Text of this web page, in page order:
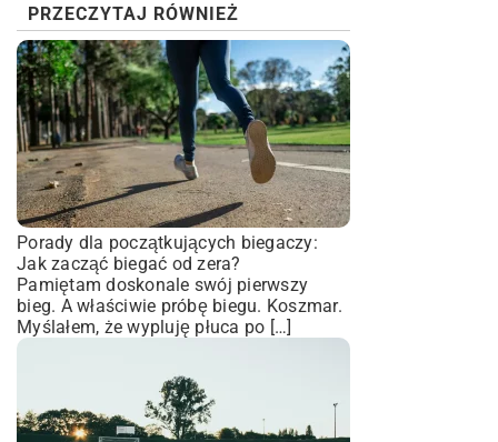
PRZECZYTAJ RÓWNIEŻ
Porady dla początkujących biegaczy:
Jak zacząć biegać od zera?
Pamiętam doskonale swój pierwszy
bieg. A właściwie próbę biegu. Koszmar.
Myślałem, że wypluję płuca po […]